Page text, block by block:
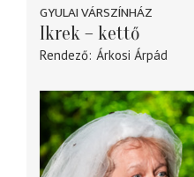
GYULAI VÁRSZÍNHÁZ
Ikrek – kettő
Rendező Árkosi Árpád